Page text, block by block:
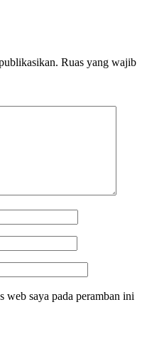
Ruas yang wajib
web saya pada peramban ini